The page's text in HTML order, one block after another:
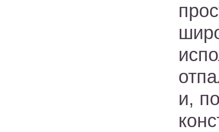
и,